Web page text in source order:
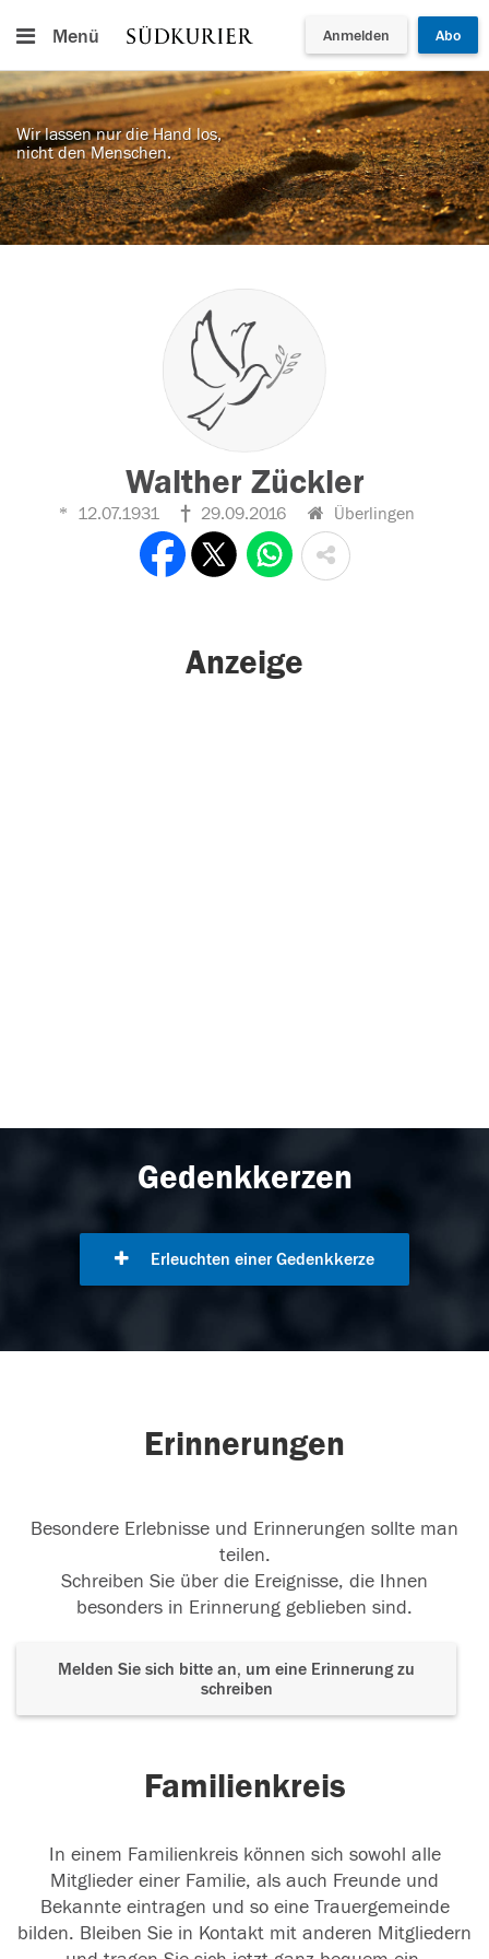
Menü Anmelden Abo
Wir lassen nur die Hand los,
nicht den Menschen.
Walther Zückler
12.07.1931 29.09.2016 Überlingen
Anzeige
Gedenkkerzen
Erleuchten einer Gedenkkerze
Erinnerungen
Besondere Erlebnisse und Erinnerungen sollte man
teilen.
Schreiben Sie über die Ereignisse, die Ihnen
besonders in Erinnerung geblieben sind.
Melden Sie sich bitte an, um eine Erinnerung zu
schreiben
Familienkreis
In einem Familienkreis können sich sowohl alle
Mitglieder einer Familie, als auch Freunde und
Bekannte eintragen und so eine Trauergemeinde
bilden. Bleiben Sie in Kontakt mit anderen Mitgliedern